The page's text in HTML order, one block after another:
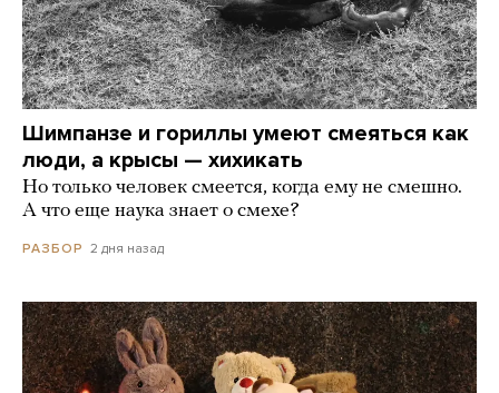
Шимпанзе и гориллы умеют смеяться как
люди, а крысы — хихикать
Но только человек смеется, когда ему не смешно.
А что еще наука знает о смехе?
РАЗБОР 2 дня назад